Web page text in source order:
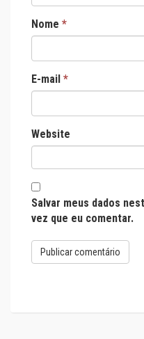
Nome *
E-mail *
Website
Salvar meus dados
vez que eu comentar.